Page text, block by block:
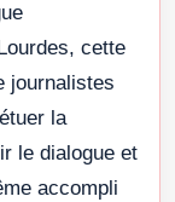
cette
journalistes
la
le dialogue et
accompli